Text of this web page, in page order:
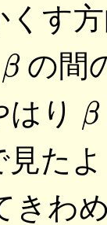
くす
βの間
り
見た
きわ